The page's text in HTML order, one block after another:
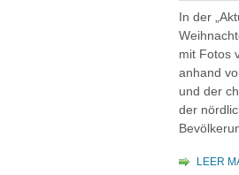
In der
mit Fotos
anhand
und der
der
LEER